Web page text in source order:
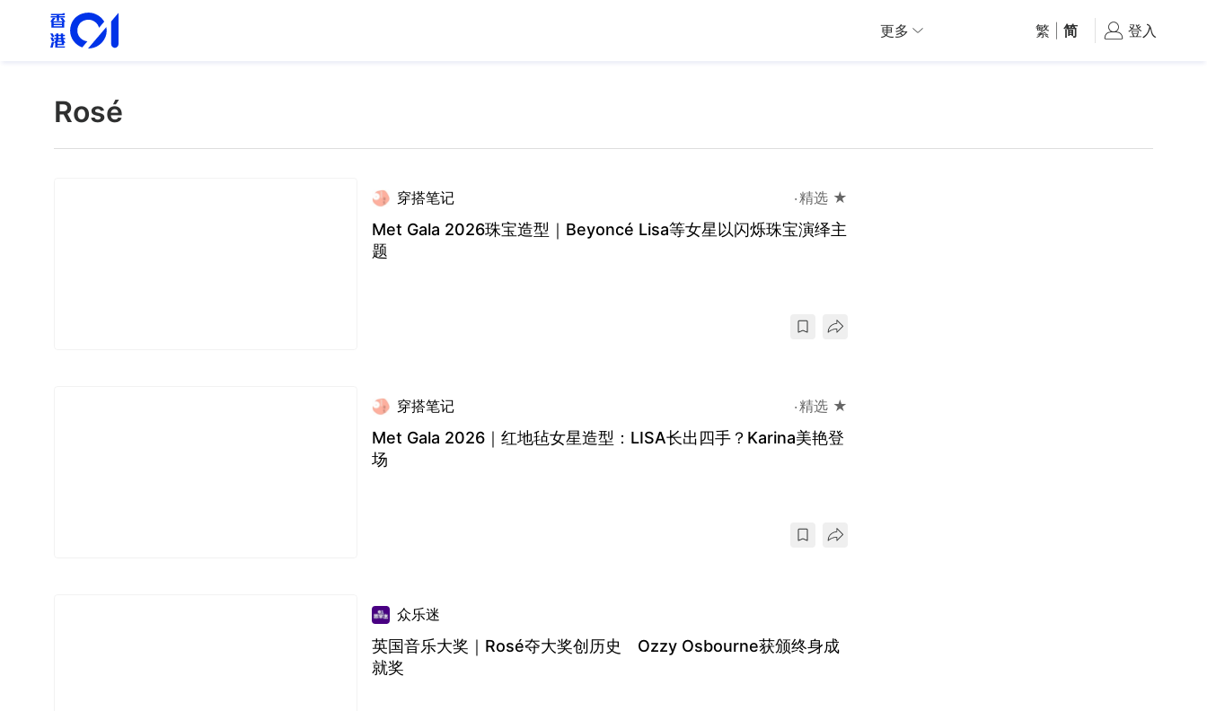
更多 繁 简 登入
Rosé
穿搭笔记 精选 ★
Met Gala 2026珠宝造型｜Beyoncé Lisa等女星以闪烁珠宝演绎主
题
穿搭笔记 精选 ★
Met Gala 2026｜红地毡女星造型：LISA长出四手？Karina美艳登
场
众乐迷
英国音乐大奖｜Rosé夺大奖创历史 Ozzy Osbourne获颁终身成
就奖